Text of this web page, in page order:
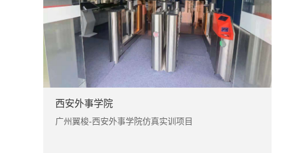
西安外事学院
广州翼梭-西安外事学院仿真实训项目